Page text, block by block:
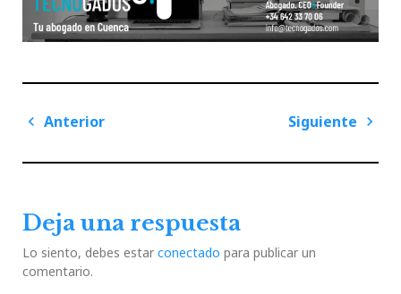
Navegación
entradas
Anterior
Siguiente
Deja una respuesta
Lo siento, debes estar conectado para publicar un
comentario.